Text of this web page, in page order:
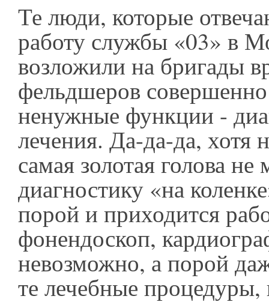
Те люди, которые
работу службы «03» в
возложили на бригады
фельдшеров
ненужные функции -
лечения. Да-да-да, хотя
самая золотая голова
диагностику «на
порой и приходится
фонендоскоп,
невозможно, а порой
те лечебные процедуры,